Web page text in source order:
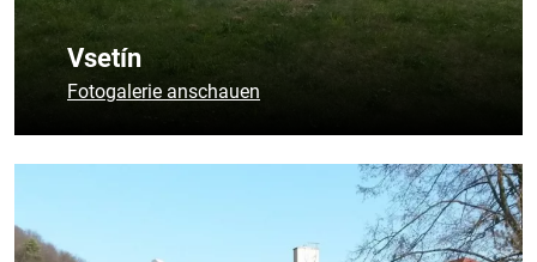
Vsetín
Fotogalerie anschauen
English